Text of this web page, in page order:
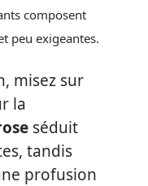
composent
peu exigeantes.
misez sur
la
séduit
tandis
profusion